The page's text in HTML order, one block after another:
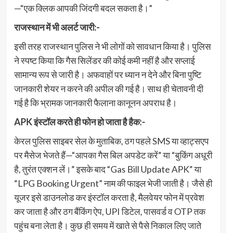
—“एक क्लिक आपकी जिंदगी बदल सकता है।”
राजस्थान में भी अलर्ट जारी:-
इसी तरह राजस्थान पुलिस ने भी लोगों को सावधान किया है। पुलिस
ने स्पष्ट किया कि गैस सिलेंडर की कोई कमी नहीं है और सप्लाई
सामान्य रूप से जारी है। अफवाहों पर ध्यान न देने और बिना पुष्टि
जानकारी शेयर न करने की अपील की गई है। साथ ही चेतावनी दी
गई है कि भ्रामक जानकारी फैलाना कानूनन अपराध है।
APK इंस्टॉल करते ही फोन हो जाता है हैक:-
केरल पुलिस साइबर सेल के मुताबिक, ठग पहले SMS या व्हाट्सएप
पर मैसेज भेजते हैं—“आपका गैस बिल अपडेट करें” या “बुकिंग अधूरी
है, तुरंत एक्शन लें।” इसके बाद “Gas Bill Update APK” या
“LPG Booking Urgent” नाम की फाइल भेजी जाती है। जैसे ही
यूजर इसे डाउनलोड कर इंस्टॉल करता है, मैलवेयर फोन में प्रवेश
कर जाता है और ठग बैंकिंग ऐप, UPI डिटेल, पासवर्ड व OTP तक
पहुंच बना लेता है। कुछ ही समय में खाते से पैसे निकाल लिए जाते